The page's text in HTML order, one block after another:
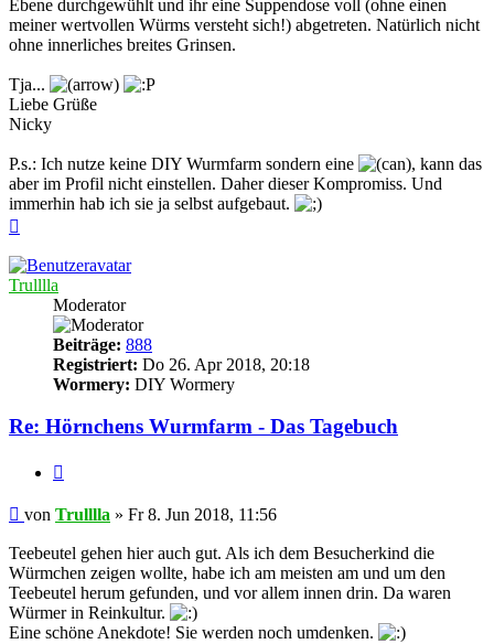
Ebene durchgewühlt und ihr eine Suppendose voll (ohne einen
meiner wertvollen Würms versteht sich!) abgetreten. Natürlich nicht
ohne innerliches breites Grinsen.
Tja...
Liebe Grüße
Nicky
P.s.: Ich nutze keine DIY Wurmfarm sondern eine
, kann das
aber im Profil nicht einstellen. Daher dieser Kompromiss. Und
immerhin hab ich sie ja selbst aufgebaut.
Trulllla
Moderator
Beiträge: 888
Registriert: Do 26. Apr 2018, 20:18
Wormery: DIY Wormery
Re: Hörnchens Wurmfarm - Das Tagebuch
Beitrag
von Trulllla » Fr 8. Jun 2018, 11:56
Teebeutel gehen hier auch gut. Als ich dem Besucherkind die
Würmchen zeigen wollte, habe ich am meisten am und um den
Teebeutel herum gefunden, und vor allem innen drin. Da waren
Würmer in Reinkultur.
Eine schöne Anekdote! Sie werden noch umdenken.